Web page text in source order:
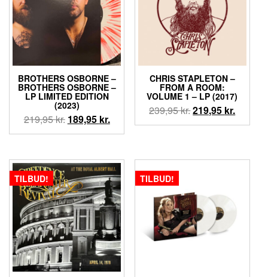
BROTHERS OSBORNE –
BROTHERS OSBORNE –
LP LIMITED EDITION
(2023)
219,95kr. Den
oprindelige
var:
219,95 kr..
189,95 kr.Den
aktuelle
er:
189,95 kr..
CHRIS STAPLETON –
FROM A ROOM:
VOLUME 1 – LP (2017)
239,95kr.Den
oprindelige
239,95 kr..
219,95 kr.Den
aktuelle
219,95
TILBUD! TILBUD!